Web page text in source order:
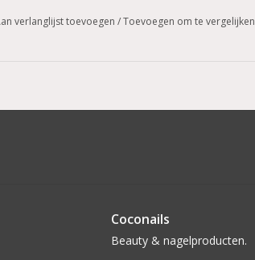
verlanglijst toevoegen /Toevoegen om te vergelijken
Coconails
Beauty & nagelproducten.